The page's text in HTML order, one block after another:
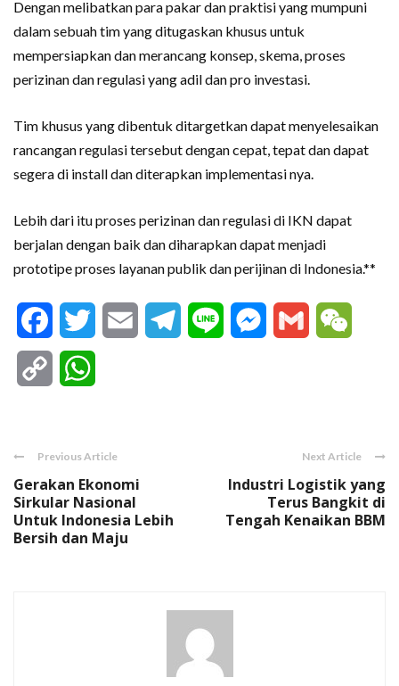
Dengan melibatkan para pakar dan praktisi yang mumpuni
dalam sebuah tim yang ditugaskan khusus untuk
mempersiapkan dan merancang konsep, skema, proses
perizinan dan regulasi yang adil dan pro investasi.
Tim khusus yang dibentuk ditargetkan dapat menyelesaikan
rancangan regulasi tersebut dengan cepat, tepat dan dapat
segera di install dan diterapkan implementasi nya.
Lebih dari itu proses perizinan dan regulasi di IKN dapat
berjalan dengan baik dan diharapkan dapat menjadi
prototipe proses layanan publik dan perijinan di Indonesia.**
FacebookTwitter Email Telegram
Line Messenger
Gmail
Copy
Previous Article
Gerakan Ekonomi
Sirkular Nasional
Untuk Indonesia Lebih
Bersih dan Maju
Next Article
Industri Logistik yang
Terus Bangkit di
Tengah Kenaikan BBM